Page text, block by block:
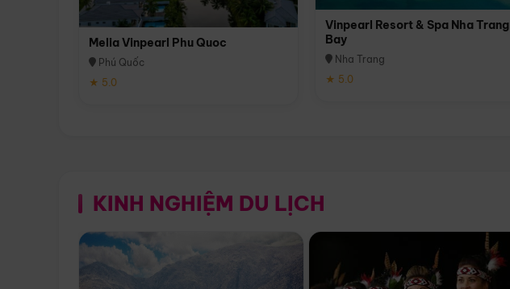
Melia Vinpearl Phu Quoc
Phú Quốc
★ 5.0
Vinpearl Resort & Spa Nha Trang
Bay
Nha Trang
★ 5.0
KINH NGHIỆM DU LỊCH